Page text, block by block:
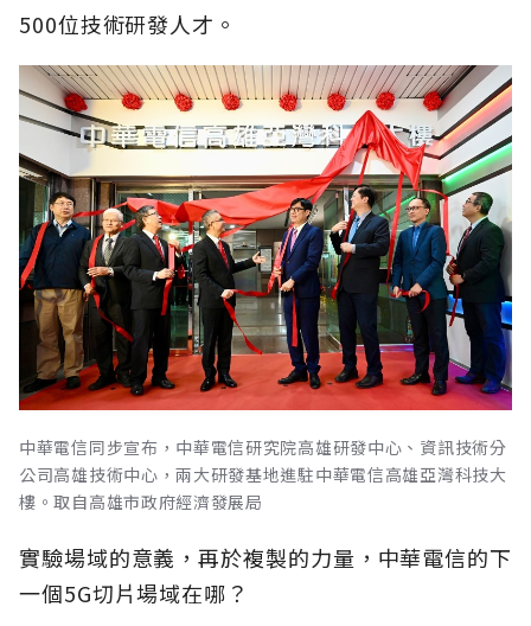
500位技術研發人才。
中華電信同步宣布，中華電信研究院高雄研發中心、資訊技術分
公司高雄技術中心，兩大研發基地進駐中華電信高雄亞灣科技大
樓。取自高雄市政府經濟發展局
實驗場域的意義，再於複製的力量，中華電信的下
一個5G切片場域在哪？